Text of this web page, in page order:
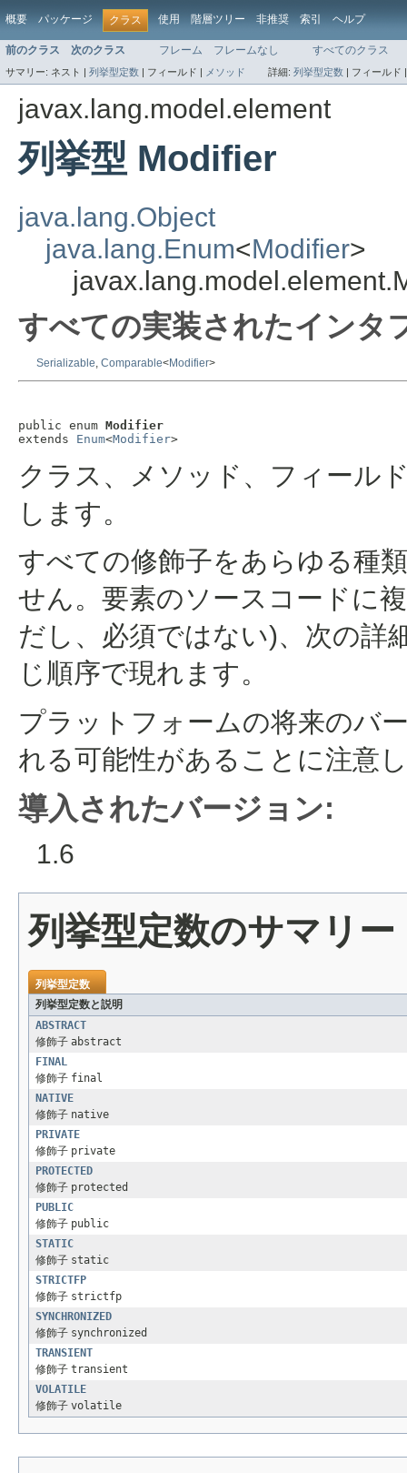
概要 パッケージ クラス 使用 階層ツリー 非推奨 索引 ヘルプ
前のクラス 次のクラス フレーム フレームなし すべてのクラス
サマリー: ネスト | 列挙型定数 | フィールド | メソッド 詳細: 列挙型定数 | フィールド
javax.lang.model.element
列挙型 Modifier
java.lang.Object
java.lang.Enum<Modifier>
すべての実装されたインタ
Serializable, Comparable<Modifier>
public enum Modifier
extends Enum<Modifier>
クラス、メソッド、フィール
します。
すべての修飾子をあらゆる種
せん。要素のソースコードに
だし、必須ではない)、次の詳
じ順序で現れます。
プラットフォームの将来のバ
れる可能性があることに注意
導入されたバージョン:
1.6
列挙型定数のサマリー
列挙型定数
列挙型定数と説明
ABSTRACT
修飾子 abstract
FINAL
修飾子 final
NATIVE
修飾子 native
PRIVATE
修飾子 private
PROTECTED
修飾子 protected
PUBLIC
修飾子 public
STATIC
修飾子 static
STRICTFP
修飾子 strictfp
SYNCHRONIZED
修飾子 synchronized
TRANSIENT
修飾子 transient
VOLATILE
修飾子 volatile